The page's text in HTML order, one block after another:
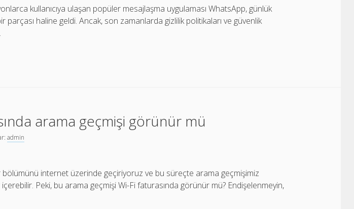
kullanıcıya ulaşan popüler mesajlaşma uygulaması WhatsApp, günlük
parçası haline geldi. Ancak, son zamanlarda gizlilik politikaları ve güvenlik
arama geçmişi görünür mü
admin
bölümünü internet üzerinde geçiriyoruz ve bu süreçte arama geçmişimiz
Peki, bu arama geçmişi Wi-Fi faturasında görünür mü? Endişelenmeyin,